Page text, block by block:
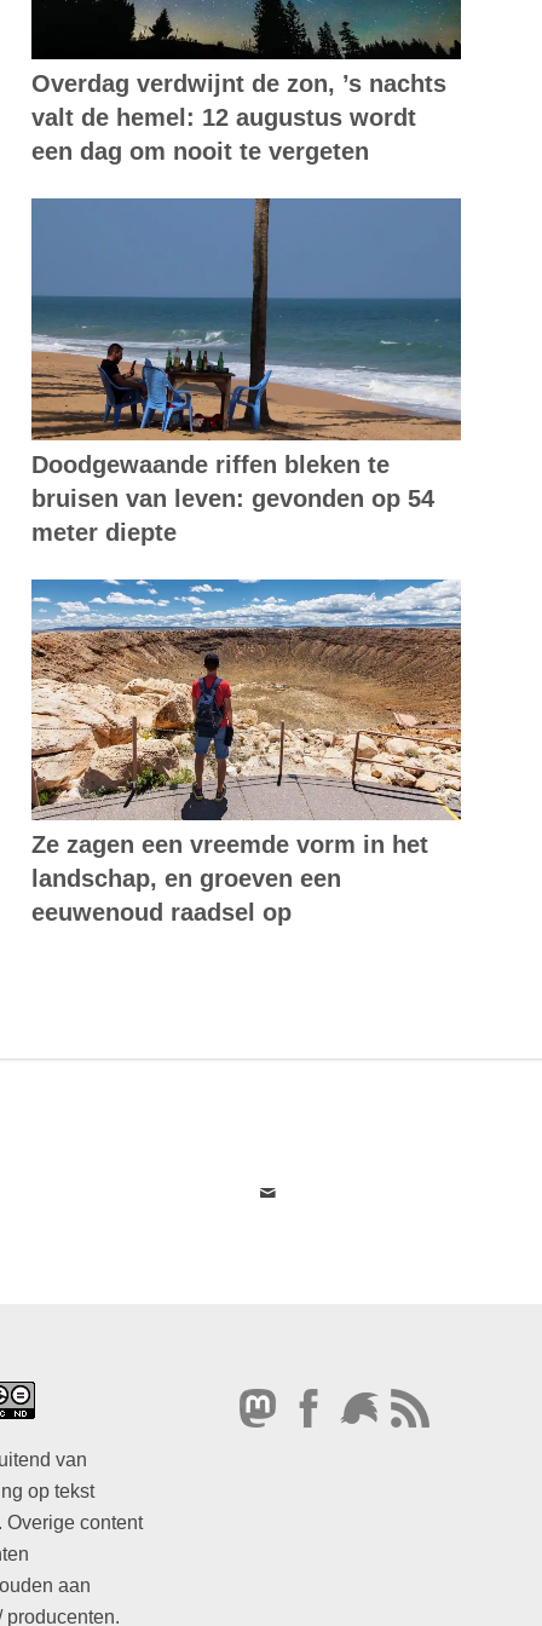
Overdag verdwijnt de zon, ’s nachts
valt de hemel: 12 augustus wordt
een dag om nooit te vergeten
Doodgewaande riffen bleken te
bruisen van leven: gevonden op 54
meter diepte
Ze zagen een vreemde vorm in het
landschap, en groeven een
eeuwenoud raadsel op
van
op tekst
Overige content
aan
producenten.